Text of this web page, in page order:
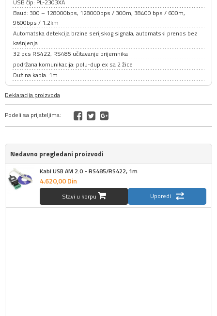
USB čip: PL-2303XA
Baud: 300 – 128000bps, 128000bps / 300m, 38400 bps / 600m,
9600bps / 1,2km
Automatska detekcija brzine serijskog signala, automatski prenos bez
kašnjenja
32 pcs RS422, RS485 učitavanje prijemnika
podržana komunikacija: polu-duplex sa 2 žice
Dužina kabla: 1m
Deklaracija proizvoda
Podeli sa prijateljima:
Nedavno pregledani proizvodi
Kabl USB AM 2.0 - RS485/RS422, 1m
4.620,00Din
Stavi u korpu Uporedi